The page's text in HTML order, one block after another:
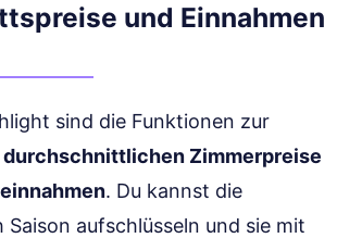
und Einnahmen
sind die Funktionen zur
durchschnittlichen Zimmerpreise
. Du kannst die
Saison aufschlüsseln und sie mit